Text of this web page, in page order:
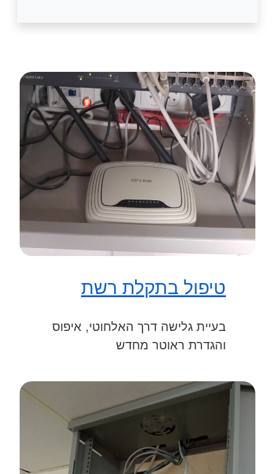
טיפול בתקלת רשת
בעיית גלישה דרך האלחוטי, איפוס
והגדרת ראוטר מחדש